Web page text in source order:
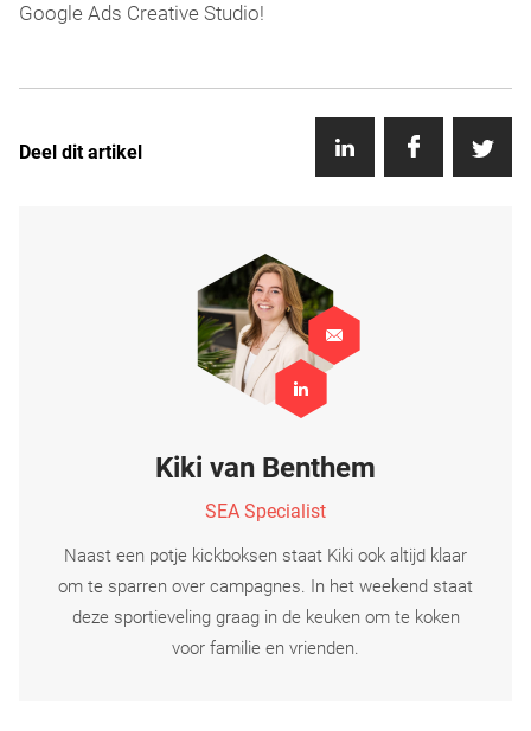
Google Ads Creative Studio!
Deel dit artikel
Kiki van Benthem
SEA Specialist
Naast een potje kickboksen staat Kiki ook altijd klaar
om te sparren over campagnes. In het weekend staat
deze sportieveling graag in de keuken om te koken
voor familie en vrienden.